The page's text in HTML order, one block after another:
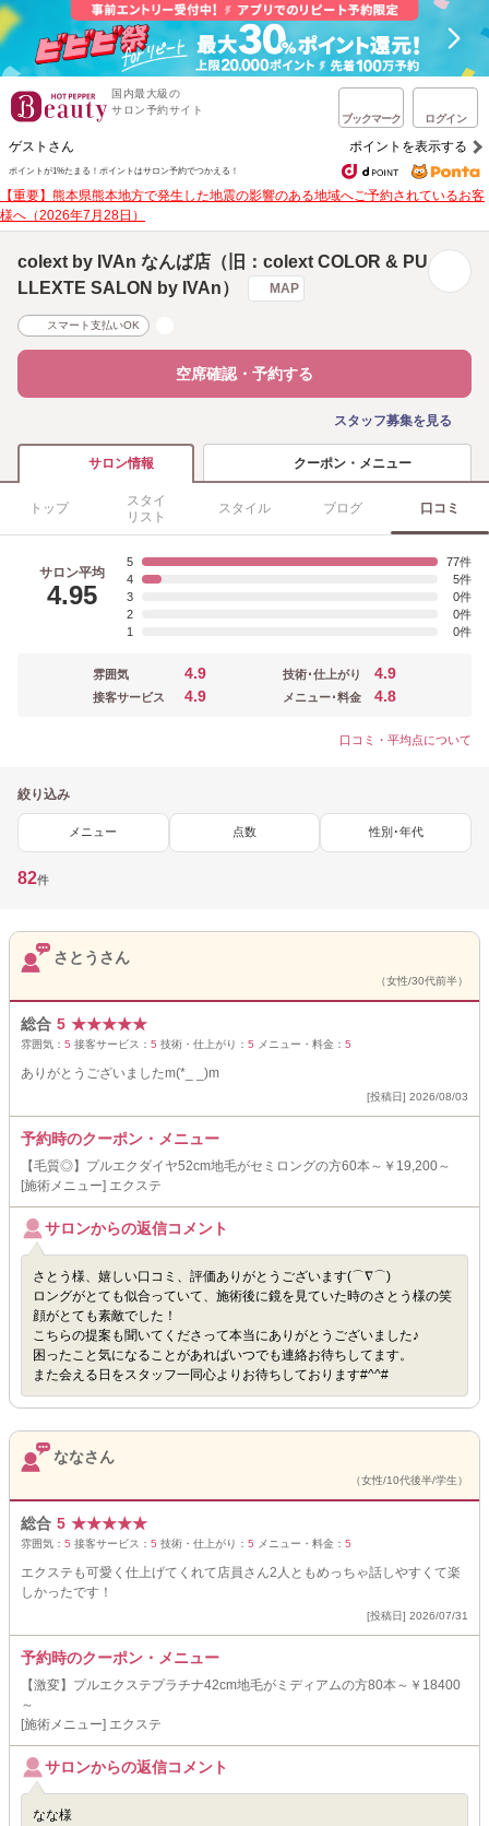
国内最大級の
サロン予約サイト
ブックマーク ログイン
ゲストさん ポイントを表示する
ポイントが1%たまる！ ポイントはサロン予約でつかえる！
【重要】熊本県熊本地方で発生した地震の影響のある地域へご予約されているお客
様へ（2026年7月28日）
colext by IVAn なんば店（旧：colext COLOR & PU
LLEXTE SALON by IVAn）
MAP
スマート支払いOK
空席確認・予約する
スタッフ募集を見る
サロン情報 クーポン・メニュー
トップ
スタイ
リスト
スタイル ブログ 口コミ
サロン平均
4.95
5
77
4
5
3
0
2
0
1
0
雰囲気 4.9
接客サービス 4.9
技術･仕上がり 4.9
メニュー･料金 4.8
口コミ・平均点について
絞り込み
メニュー 点数 性別･年代
82件
さとうさん
（女性/30代前半）
総合 5 ★★★★★
雰囲気： 5 接客サービス： 5 技術・仕上がり： 5 メニュー・料金： 5
ありがとうございましたm(*_ _)m
[投稿日] 2026/08/03
予約時のクーポン・メニュー
【毛質◎】プルエクダイヤ52cm地毛がセミロングの方60本～￥19,200～
[施術メニュー] エクステ
サロンからの返信コメント
さとう様、嬉しい口コミ、評価ありがとうございます(⌒∇⌒)
ロングがとても似合っていて、施術後に鏡を見ていた時のさとう様の笑
顔がとても素敵でした！
こちらの提案も聞いてくださって本当にありがとうございました♪
困ったこと気になることがあればいつでも連絡お待ちしてます。
また会える日をスタッフ一同心よりお待ちしております#^^#
ななさん
（女性/10代後半/学生）
総合 5 ★★★★★
雰囲気： 5 接客サービス： 5 技術・仕上がり： 5 メニュー・料金： 5
エクステも可愛く仕上げてくれて店員さん2人ともめっちゃ話しやすくて楽
しかったです！
[投稿日] 2026/07/31
予約時のクーポン・メニュー
【激変】プルエクステプラチナ42cm地毛がミディアムの方80本～￥18400
～
[施術メニュー] エクステ
サロンからの返信コメント
なな様